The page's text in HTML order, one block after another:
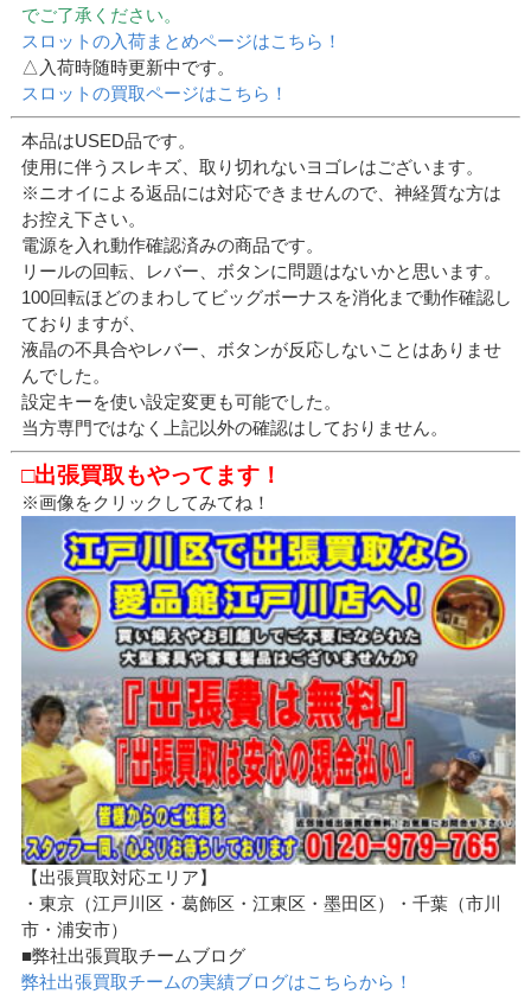
でご了承ください。
スロットの入荷まとめページはこちら！
△入荷時随時更新中です。
スロットの買取ページはこちら！
本品はUSED品です。
使用に伴うスレキズ、取り切れないヨゴレはございます。
※ニオイによる返品には対応できませんので、神経質な方は
お控え下さい。
電源を入れ動作確認済みの商品です。
リールの回転、レバー、ボタンに問題はないかと思います。
100回転ほどのまわしてビッグボーナスを消化まで動作確認し
ておりますが、
液晶の不具合やレバー、ボタンが反応しないことはありませ
んでした。
設定キーを使い設定変更も可能でした。
当方専門ではなく上記以外の確認はしておりません。
□出張買取もやってます！
※画像をクリックしてみてね！
【出張買取対応エリア】
・東京（江戸川区・葛飾区・江東区・墨田区）・千葉（市川
市・浦安市）
■弊社出張買取チームブログ
弊社出張買取チームの実績ブログはこちらから！